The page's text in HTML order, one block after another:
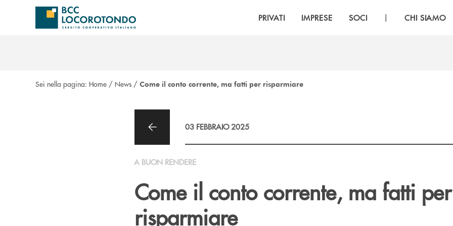
Salta al contenuto principale
PRIVATI IMPRESE SOCI | CHI SIAMO
Sei nella pagina: Home / News / Come il conto corrente, ma fatti per risparmiare
03 FEBBRAIO 2025
A BUON RENDERE
Come il conto corrente, ma fatti per
risparmiare